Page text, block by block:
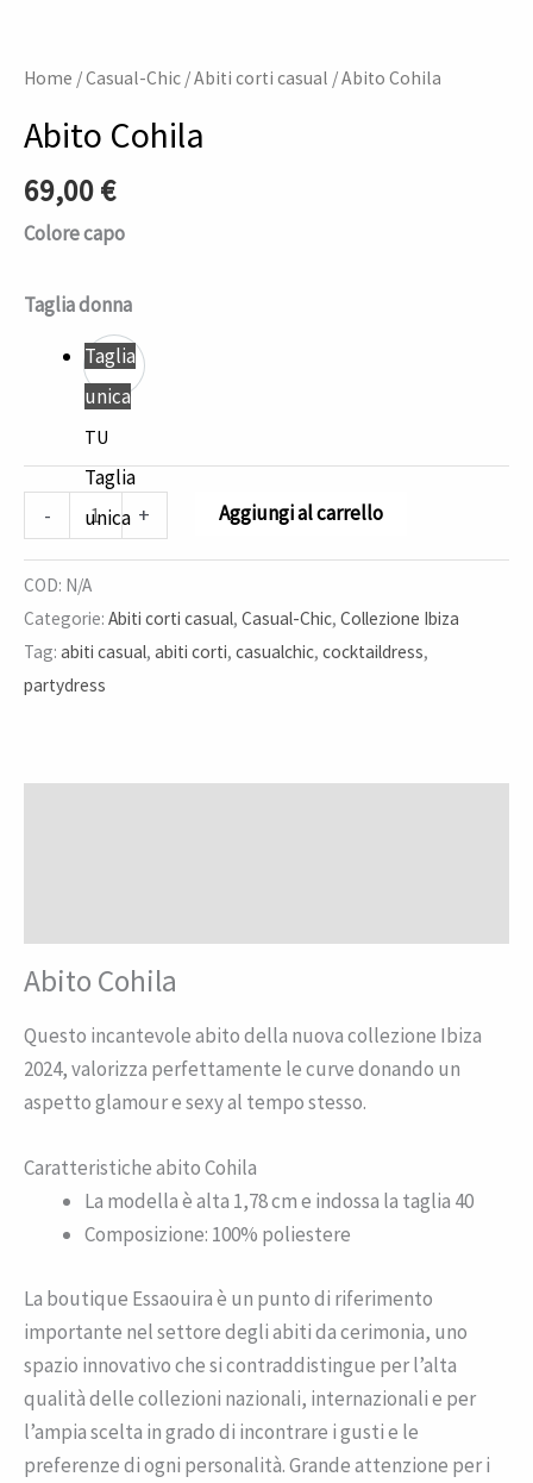
Home /Casual-Chic /Abiti corti casual / Abito Cohila
Abito Cohila
69,00€
Colore capo
Taglia donna
Taglia
unica
TU
Taglia
unica
- + Aggiungi al carrello
COD: N/A
Categorie: Abiti corti casual, Casual-Chic, Collezione Ibiza
Tag: abiti casual, abiti corti, casualchic, cocktaildress,
partydress
Abito Cohila
Questo incantevole abito della nuova collezione Ibiza
2024, valorizza perfettamente le curve donando un
aspetto glamour e sexy al tempo stesso.
Caratteristiche abito Cohila
La modella è alta 1,78 cm e indossa la taglia 40
Composizione: 100% poliestere
La boutique Essaouira è un punto di riferimento
importante nel settore degli abiti da cerimonia, uno
spazio innovativo che si contraddistingue per l’alta
qualità delle collezioni nazionali, internazionali e per
l’ampia scelta in grado di incontrare i gusti e le
preferenze di ogni personalità. Grande attenzione per i